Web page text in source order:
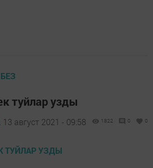
туйлар узды
13 август 2021 - 09:58 1822 0 0